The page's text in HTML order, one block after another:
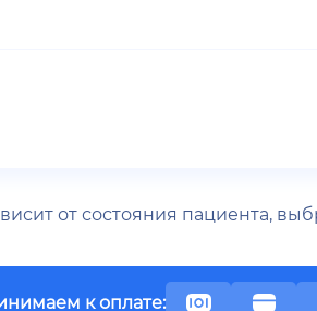
от состояния пациента,
к оплате: